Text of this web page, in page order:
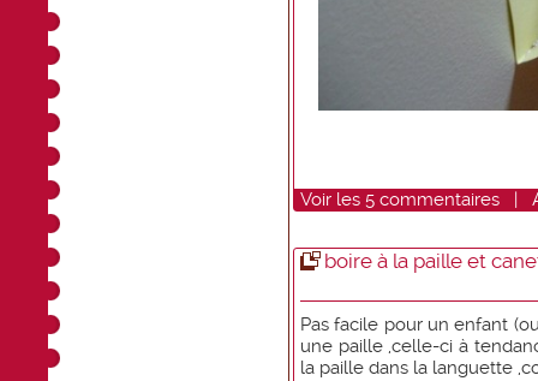
Voir les 5 commentaires |
boire à la paille et
Pas facile pour un enfant
une paille ,celle-ci à
la paille dans la languette